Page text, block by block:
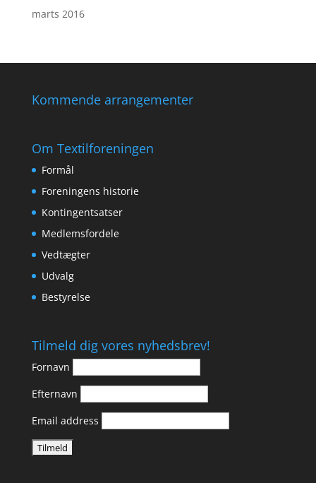
marts 2016
Kommende arrangementer
Om Textilforeningen
Formål
Foreningens historie
Kontingentsatser
Medlemsfordele
Vedtægter
Udvalg
Bestyrelse
Tilmeld dig vores nyhedsbrev!
Fornavn
Efternavn
Email address